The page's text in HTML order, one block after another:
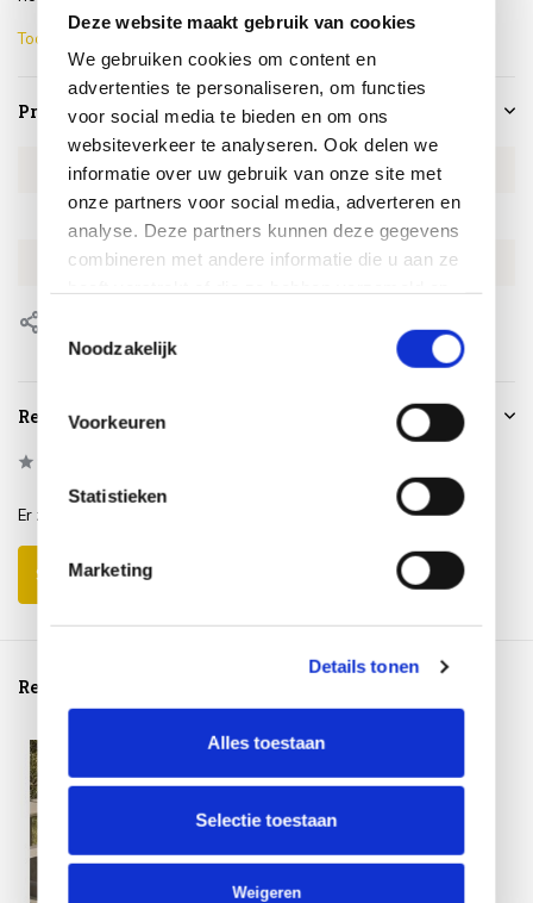
Deze website maakt gebruik van cookies
We gebruiken cookies om content en
advertenties te personaliseren, om functies
voor social media te bieden en om ons
websiteverkeer te analyseren. Ook delen we
informatie over uw gebruik van onze site met
onze partners voor social media, adverteren en
analyse. Deze partners kunnen deze gegevens
combineren met andere informatie die u aan ze
Noodzakelijk
Voorkeuren
Statistieken
Marketing
Details tonen
Alles toestaan
Selectie toestaan
Weigeren
Toon meer
Productspecificaties
Artikelnummer 1085.941.078.00
EAN 8719816001058
Reviews
Er zijn nog geen reviews geschreven over dit product..
Schrijf je eigen review
Reeds bekeken